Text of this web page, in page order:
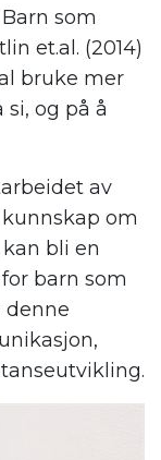
som
et.al. (2014)
bruke mer
og på å
av
om
bli en
barn som
denne